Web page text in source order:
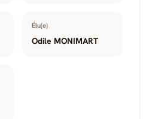
Élu(e)
Odile MONIMART